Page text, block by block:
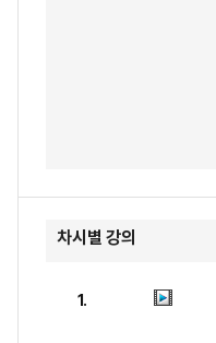
차시별 강의
1.